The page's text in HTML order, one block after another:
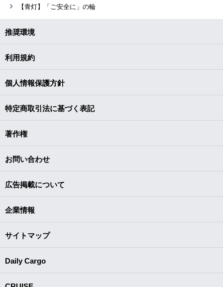
【青灯】「ご安全に」の輪
推奨環境
利用規約
個人情報保護方針
特定商取引法に基づく表記
著作権
お問い合わせ
広告掲載について
企業情報
サイトマップ
Daily Cargo